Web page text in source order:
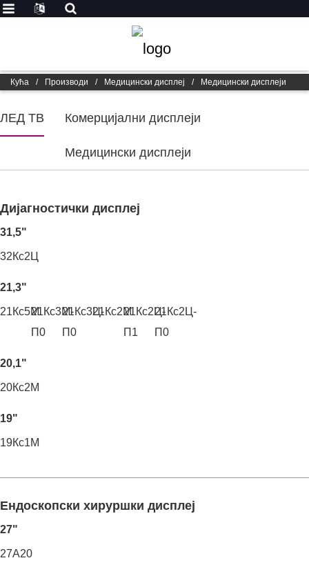
Кућа / Производи / Медицински дисплеј / Медицински дисплеји
ЛЕД ТВ Комерцијални дисплеји
Медицински дисплеји
Дијагностички дисплеј
31,5"
32Кс2Ц
21,3"
21Кс5М21Кс3М-
П0
21Кс3Ц-
П0
21Кс2М21Кс2Ц-
П1
21Кс2Ц-
П0
20,1"
20Кс2М
19"
19Кс1М
Ендоскопски хируршки дисплеј
27"
27А20